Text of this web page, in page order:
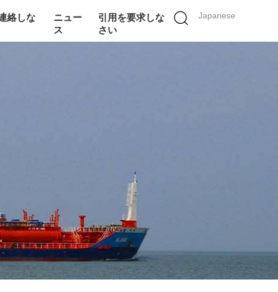
Japanese
絡しな
ニュー
ス
引用を要求しな
さい